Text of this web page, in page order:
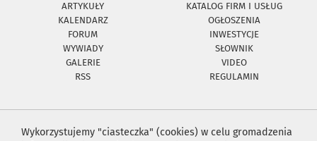
ARTYKUŁY
KATALOG FIRM I USŁUG
KALENDARZ
OGŁOSZENIA
FORUM
INWESTYCJE
WYWIADY
SŁOWNIK
GALERIE
VIDEO
RSS
REGULAMIN
Wykorzystujemy "ciasteczka" (cookies) w celu gromadzenia